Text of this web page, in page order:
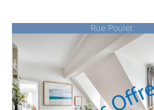
Rue Poulet